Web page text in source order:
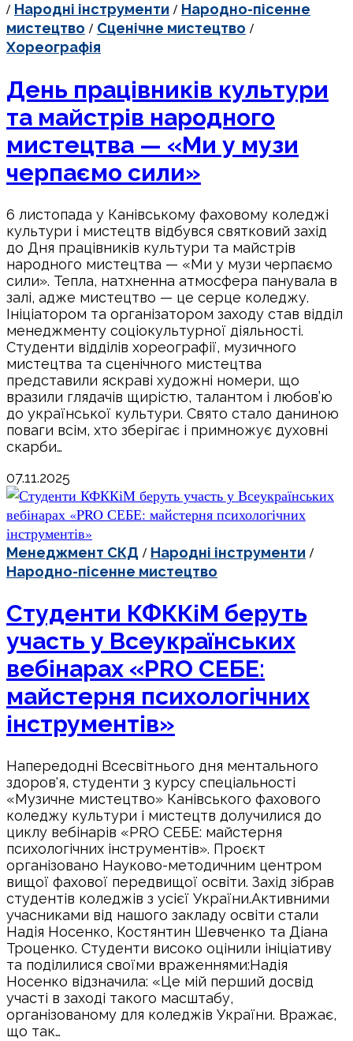
/ Народні інструменти / Народно-пісенне
мистецтво / Сценічне мистецтво /
Хореографія
День працівників культури
та майстрів народного
мистецтва — «Ми у музи
черпаємо сили»
6 листопада у Канівському фаховому коледжі
культури і мистецтв відбувся святковий захід
до Дня працівників культури та майстрів
народного мистецтва — «Ми у музи черпаємо
сили». Тепла, натхненна атмосфера панувала в
залі, адже мистецтво — це серце коледжу.
Ініціатором та організатором заходу став відділ
менеджменту соціокультурної діяльності.
Студенти відділів хореографії, музичного
мистецтва та сценічного мистецтва
представили яскраві художні номери, що
вразили глядачів щирістю, талантом і любов’ю
до української культури. Свято стало даниною
поваги всім, хто зберігає і примножує духовні
скарби…
07.11.2025
Менеджмент СКД / Народні інструменти /
Народно-пісенне мистецтво
Студенти КФККіМ беруть
участь у Всеукраїнських
вебінарах «PRO СЕБЕ:
майстерня психологічних
інструментів»
Напередодні Всесвітнього дня ментального
здоров'я, студенти 3 курсу спеціальності
«Музичне мистецтво» Канівського фахового
коледжу культури і мистецтв долучилися до
циклу вебінарів «PRO СЕБЕ: майстерня
психологічних інструментів». Проєкт
організовано Науково-методичним центром
вищої фахової передвищої освіти. Захід зібрав
студентів коледжів з усієї України.Активними
учасниками від нашого закладу освіти стали
Надія Носенко, Костянтин Шевченко та Діана
Троценко. Студенти високо оцінили ініціативу
та поділилися своїми враженнями:Надія
Носенко відзначила: «Це мій перший досвід
участі в заході такого масштабу,
організованому для коледжів України. Вражає,
що так…